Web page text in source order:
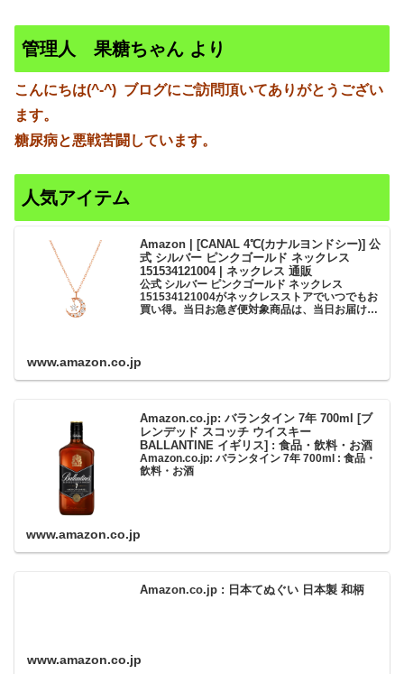
管理人 果糖ちゃん より
こんにちは(^-^) ブログにご訪問頂いてありがとうござい
ます。
糖尿病と悪戦苦闘しています。
人気アイテム
Amazon | [CANAL 4℃(カナルヨンドシー)] 公
式 シルバー ピンクゴールド ネックレス
151534121004 | ネックレス 通販
公式 シルバー ピンクゴールド ネックレス
151534121004がネックレスストアでいつでもお
買い得。当日お急ぎ便対象商品は、当日お届け可
www.amazon.co.jp
Amazon.co.jp: バランタイン 7年 700ml [ブ
レンデッド スコッチ ウイスキー
BALLANTINE イギリス] : 食品・飲料・お酒
Amazon.co.jp: バランタイン 7年 700ml : 食品・
飲料・お酒
www.amazon.co.jp
Amazon.co.jp : 日本てぬぐい 日本製 和柄
www.amazon.co.jp